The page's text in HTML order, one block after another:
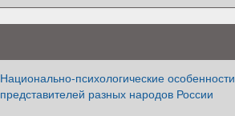
Национально-психологические особенности
представителей разных народов России